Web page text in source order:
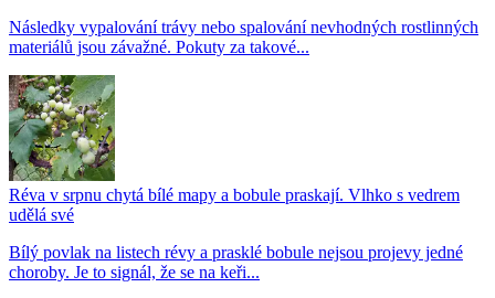
Následky vypalování trávy nebo spalování nevhodných rostlinných
materiálů jsou závažné. Pokuty za takové...
Réva v srpnu chytá bílé mapy a bobule praskají. Vlhko s vedrem
udělá své
Bílý povlak na listech révy a prasklé bobule nejsou projevy jedné
choroby. Je to signál, že se na keři...